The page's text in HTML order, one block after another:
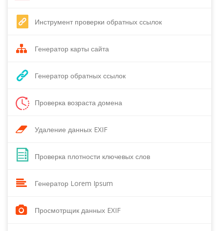
Инструмент проверки обратных ссылок
Генератор карты сайта
Генератор обратных ссылок
Проверка возраста домена
Удаление данных EXIF
Проверка плотности ключевых слов
Генератор Lorem Ipsum
Просмотрщик данных EXIF